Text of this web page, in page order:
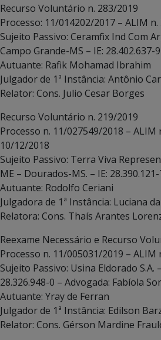
Recurso Voluntário n. 283/2019
Processo: 11/014202/2017 – ALIM
Sujeito Passivo: Ceramfix Ind Com
Campo Grande-MS – IE: 28.402.637-9
Autuante: Rafik Mohamad Ibrahim
Julgador de 1ª Instância: Antônio
Relator: Cons. Julio Cesar Borges
Recurso Voluntário n. 219/2019
Processo n. 11/027549/2018 – ALIM
10/12/2018
Sujeito Passivo: Terra Viva
ME – Dourados-MS. – IE:
Autuante: Rodolfo Ceriani
Julgadora de 1ª Instância: Luciana
Relatora: Cons. Thaís Arantes
Reexame Necessário e Recurso
Processo n. 11/005031/2019 – ALIM
Sujeito Passivo: Usina Eldorado S.A.
28.326.948-0 – Advogada: Fabíola
Autuante: Yray de Ferran
Julgador de 1ª Instância: Edilson
Relator: Cons. Gérson Mardine